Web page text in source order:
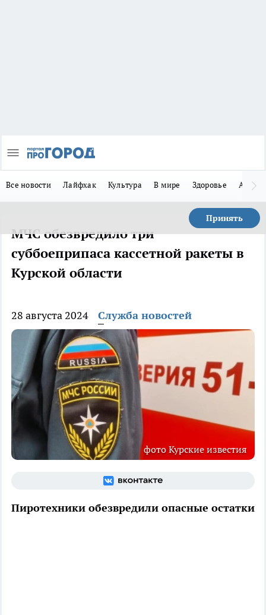
Все новости Лайфхак Культура В мире Здоровье Авто
Принять
МЧС обезвредило три
суббоеприпаса кассетной ракеты в
Курской области
28 августа 2024 Служба новостей
фото Курские известия
Пиротехники обезвредили опасные остатки